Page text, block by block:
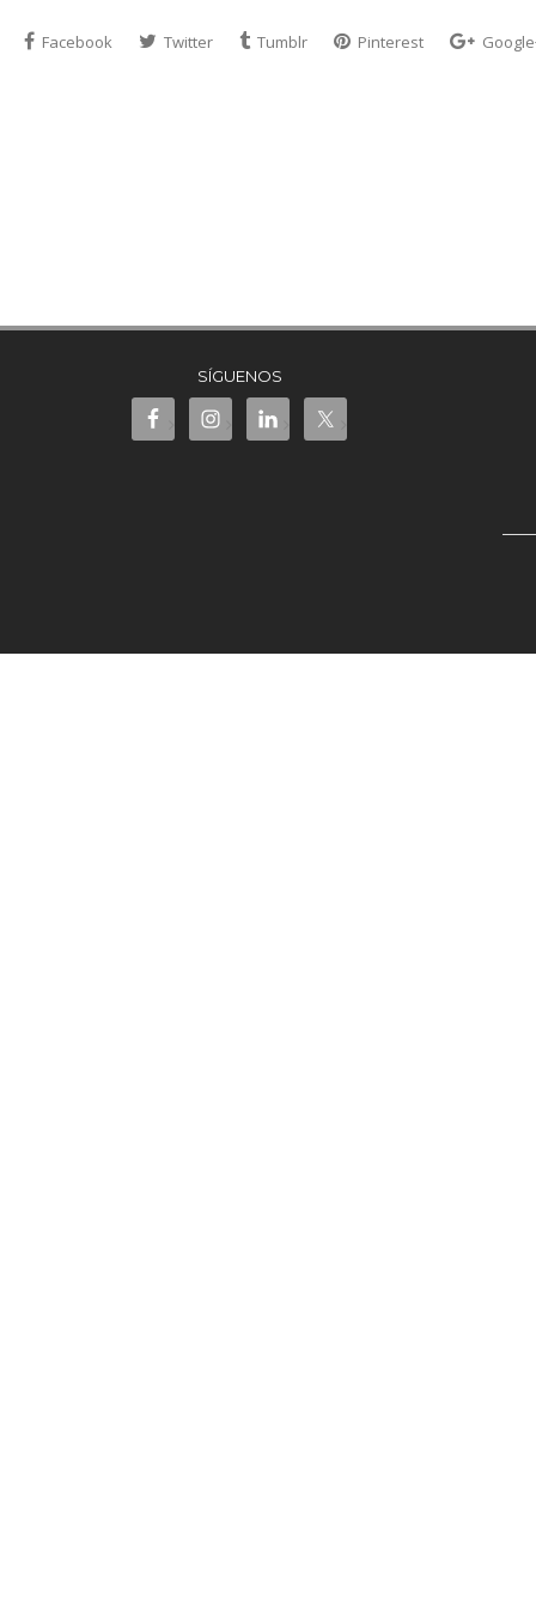
Facebook Twitter Tumblr Pinterest
SÍGUENOS